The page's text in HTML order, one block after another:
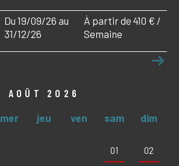
Du 19/09/26 au
31/12/26
À partir de 410 € /
Semaine
AOÛT 2026
mer jeu ven sam dim
01 02